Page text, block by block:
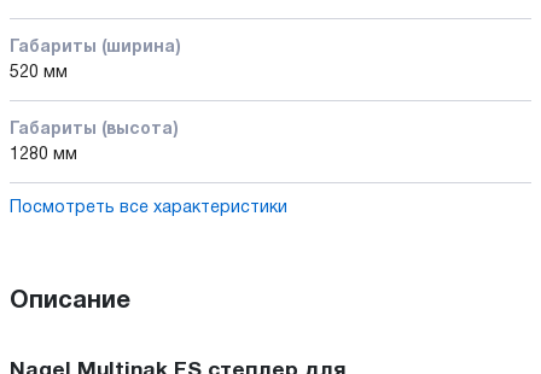
Габариты (ширина)
520 мм
Габариты (высота)
1280 мм
Посмотреть все характеристики
Описание